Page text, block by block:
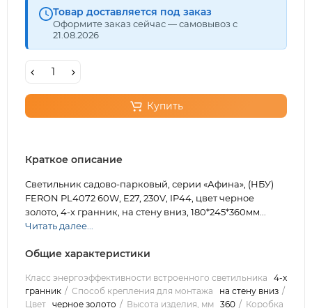
Товар доставляется под заказ
Оформите заказ сейчас — самовывоз с
21.08.2026
Купить
Краткое описание
Светильник садово-парковый, серии «Афина», (НБУ)
FERON PL4072 60W, E27, 230V, IP44, цвет черное
золото, 4-х гранник, на стену вниз, 180*245*360мм...
Читать далее...
Общие характеристики
Класс энергоэффективности встроенного светильника
4-х
гранник
Способ крепления для монтажа
на стену вниз
Цвет черное золото Высота изделия, мм 360
Коробка